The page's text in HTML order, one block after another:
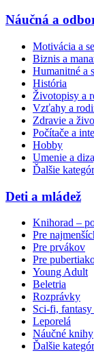
Náučná a
Motivácia a
Biznis a
Humanitné a
História
Životopisy a
Vzťahy a
Zdravie a
Počítače a
Hobby
Umenie a
Ďalšie
Deti a mládež
Knihorad –
Pre
Pre prvákov
Pre
Young Adult
Beletria
Rozprávky
Sci-fi,
Leporelá
Náučné knihy
Ďalšie